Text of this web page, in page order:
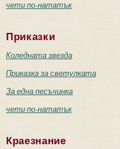
чети по-нататък
Приказки
Коледната звезда
Приказка за светулката
За една песъчинка
чети по-нататък
Краезнание